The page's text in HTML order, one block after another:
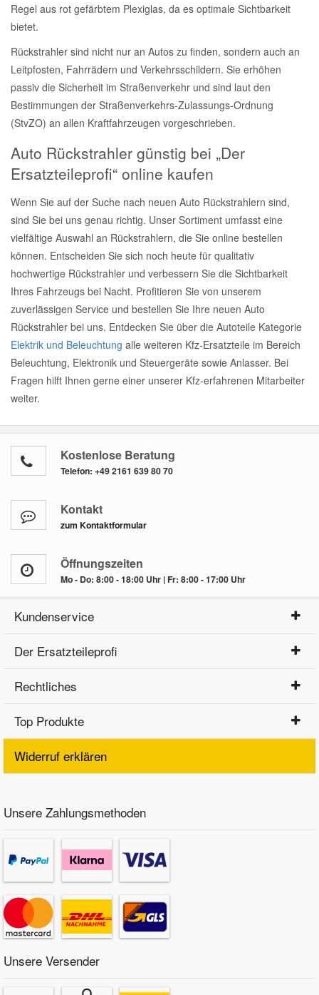
Regel aus rot gefärbtem Plexiglas, da es optimale Sichtbarkeit
bietet.
Rückstrahler sind nicht nur an Autos zu finden, sondern auch an
Leitpfosten, Fahrrädern und Verkehrsschildern. Sie erhöhen
passiv die Sicherheit im Straßenverkehr und sind laut den
Bestimmungen der Straßenverkehrs-Zulassungs-Ordnung
(StvZO) an allen Kraftfahrzeugen vorgeschrieben.
Auto Rückstrahler günstig bei „Der
Ersatzteileprofi“ online kaufen
Wenn Sie auf der Suche nach neuen Auto Rückstrahlern sind,
sind Sie bei uns genau richtig. Unser Sortiment umfasst eine
vielfältige Auswahl an Rückstrahlern, die Sie online bestellen
können. Entscheiden Sie sich noch heute für qualitativ
hochwertige Rückstrahler und verbessern Sie die Sichtbarkeit
Ihres Fahrzeugs bei Nacht. Profitieren Sie von unserem
zuverlässigen Service und bestellen Sie Ihre neuen Auto
Rückstrahler bei uns. Entdecken Sie über die Autoteile Kategorie
Elektrik und Beleuchtung alle weiteren Kfz-Ersatzteile im Bereich
Beleuchtung, Elektronik und Steuergeräte sowie Anlasser. Bei
Fragen hilft Ihnen gerne einer unserer Kfz-erfahrenen Mitarbeiter
weiter.
Kostenlose Beratung
Telefon: +49 2161 639 80 70
Kontakt
zum Kontaktformular
Öffnungszeiten
Mo - Do: 8:00 - 18:00 Uhr | Fr: 8:00 - 17:00 Uhr
Kundenservice
Der Ersatzteileprofi
Rechtliches
Top Produkte
Widerruf erklären
Unsere Zahlungsmethoden
Unsere Versender